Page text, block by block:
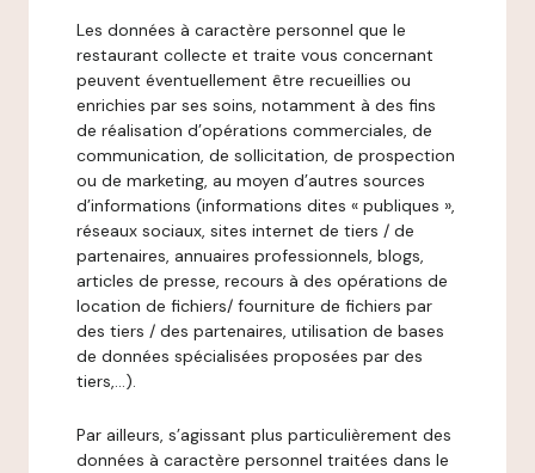
Les données à caractère personnel que le
restaurant collecte et traite vous concernant
peuvent éventuellement être recueillies ou
enrichies par ses soins, notamment à des fins
de réalisation d’opérations commerciales, de
communication, de sollicitation, de prospection
ou de marketing, au moyen d’autres sources
d’informations (informations dites « publiques »,
réseaux sociaux, sites internet de tiers / de
partenaires, annuaires professionnels, blogs,
articles de presse, recours à des opérations de
location de fichiers/ fourniture de fichiers par
des tiers / des partenaires, utilisation de bases
de données spécialisées proposées par des
tiers,…).
Par ailleurs, s’agissant plus particulièrement des
données à caractère personnel traitées dans le